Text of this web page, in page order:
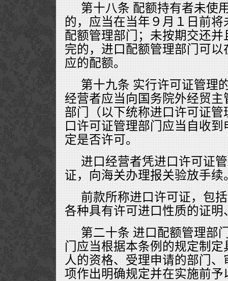
第十八条 配额持有者未使
的，应当在当年９月１日前
配额管理部门；未按期交还
完的，进口配额管理部门可
应的配额。
第十九条 实行许可证管理
经营者应当向国务院外经贸
部门（以下统称进口许可证
口许可证管理部门应当自收
定是否许可。
进口经营者凭进口许可证
证，向海关办理报关验放手续
前款所称进口许可证，包
各种具有许可进口性质的证明
第二十条 进口配额管理部
门应当根据本条例的规定制
人的资格、受理申请的部门
项作出明确规定并在实施前予